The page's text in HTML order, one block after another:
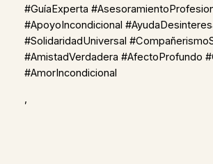
#GuíaExperta
#ApoyoIncondicional
#SolidaridadUniversal
#AmistadVerdadera #AfectoProfundo
#AmorIncondicional
,